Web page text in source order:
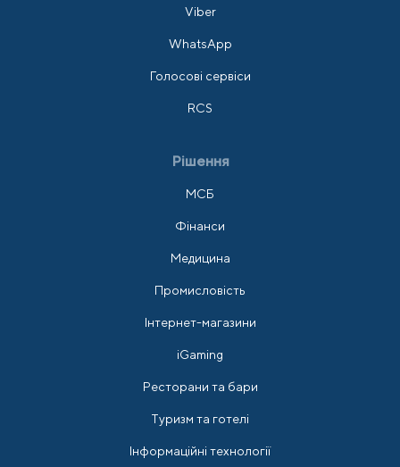
Viber
WhatsApp
Голосові сервіси
RCS
Рішення
МСБ
Фінанси
Медицина
Промисловість
Інтернет-магазини
iGaming
Ресторани та бари
Туризм та готелі
Інформаційні технології